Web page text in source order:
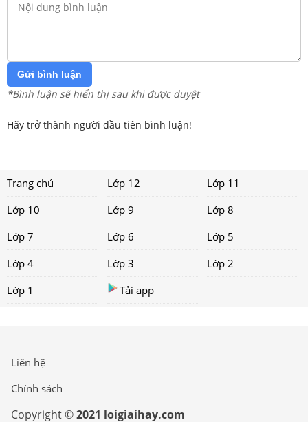
Gửi bình luận
*Bình luận sẽ hiển thị sau khi được duyệt
Hãy trở thành người đầu tiên bình luận!
Trang chủ Lớp 12
Lớp 11
Lớp 10
Lớp 9
Lớp 8
Lớp 7
Lớp 6
Lớp 5
Lớp 4
Lớp 3
Lớp 2
Lớp 1
Tải app
Liên hệ
Chính sách
Copyright ©2021 loigiaihay.com